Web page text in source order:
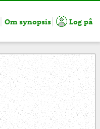
Om synopsis Log på